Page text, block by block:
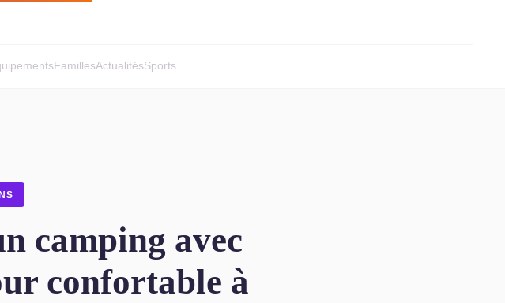
FamillesActualitésSports
camping avec
confortable à